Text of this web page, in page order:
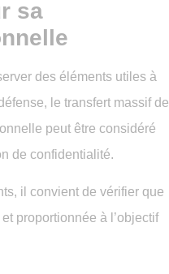
sa
des éléments utiles à
le transfert massif de
peut être considéré
de confidentialité.
il convient de vérifier que
proportionnée à l’objectif